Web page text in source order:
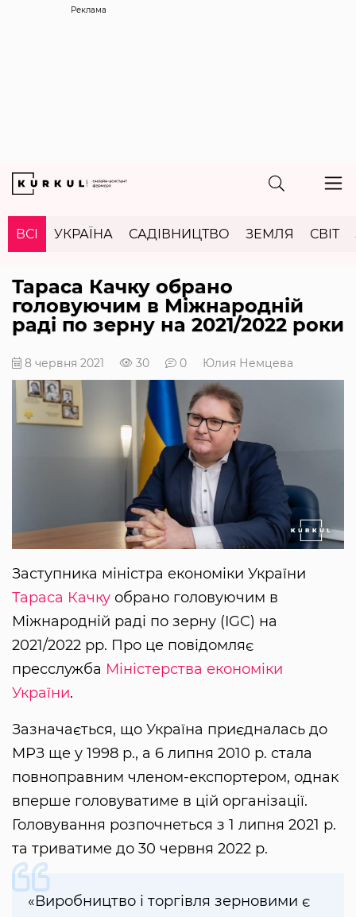
Реклама
ВСІ УКРАЇНА САДІВНИЦТВО ЗЕМЛЯ СВІТ
Тараса Качку обрано
головуючим в Міжнародній
раді по зерну на 2021/2022 роки
8 червня 2021 30 0 Юлия Немцева
Заступника міністра економіки України
Тараса Качку обрано головуючим в
Міжнародній раді по зерну (IGC) на
2021/2022 рр. Про це повідомляє
пресслужба Міністерства економіки
України.
Зазначається, що Україна приєдналась до
МРЗ ще у 1998 р., а 6 липня 2010 р. стала
повноправним членом-експортером, однак
вперше головуватиме в цій організації.
Головування розпочнеться з 1 липня 2021 р.
та триватиме до 30 червня 2022 р.
«Виробництво і торгівля зерновими є